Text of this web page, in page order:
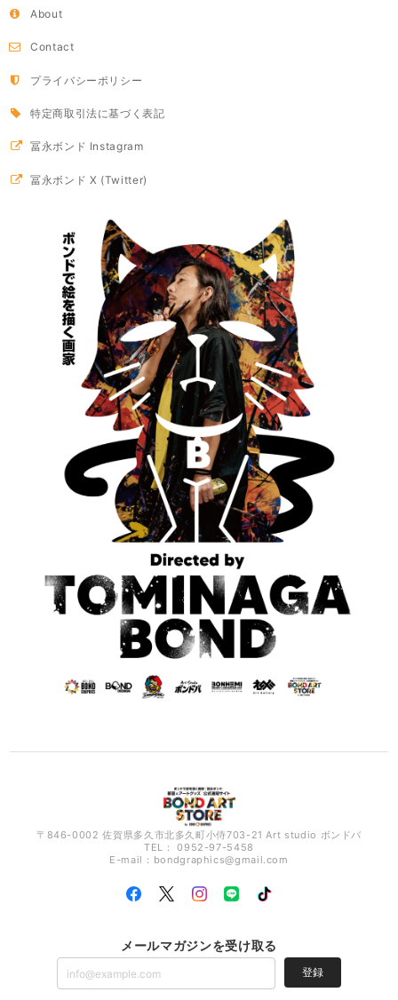
About
Contact
プライバシーポリシー
特定商取引法に基づく表記
冨永ボンド Instagram
冨永ボンド X (Twitter)
〒846-0002 佐賀県多久市北多久町小侍703-21 Art studio ボンドバ
TEL： 0952-97-5458
E-mail： bondgraphics@gmail.com
メールマガジンを受け取る
登録